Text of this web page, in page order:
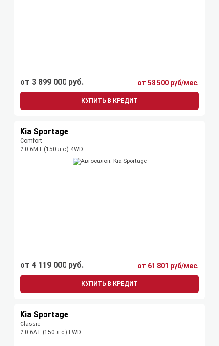
от 3 899 000 руб. от 58 500 руб/мес.
КУПИТЬ В КРЕДИТ
Kia Sportage
Comfort
2.0 6MT (150 л.с.) 4WD
от 4 119 000 руб. от 61 801 руб/мес.
КУПИТЬ В КРЕДИТ
Kia Sportage
Classic
2.0 6AT (150 л.с.) FWD